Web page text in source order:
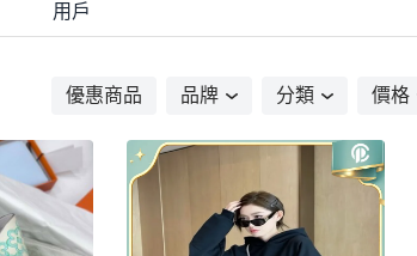
用戶
優惠商品 品牌 分類 價格